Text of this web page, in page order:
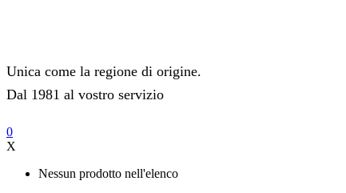
Unica come la regione di origine.
Dal 1981 al vostro servizio
0
X
Nessun prodotto nell'elenco